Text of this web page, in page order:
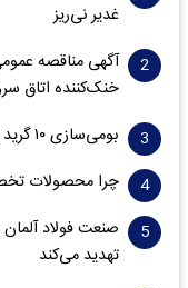
غدیر نی‌ریز
خنک‌کننده اتاق
بومی‌سازی ۱۰ گرید پیشرفته در فولاد مبارکه
چرا محصولات
صنعت فولاد
تهدید می‌کند